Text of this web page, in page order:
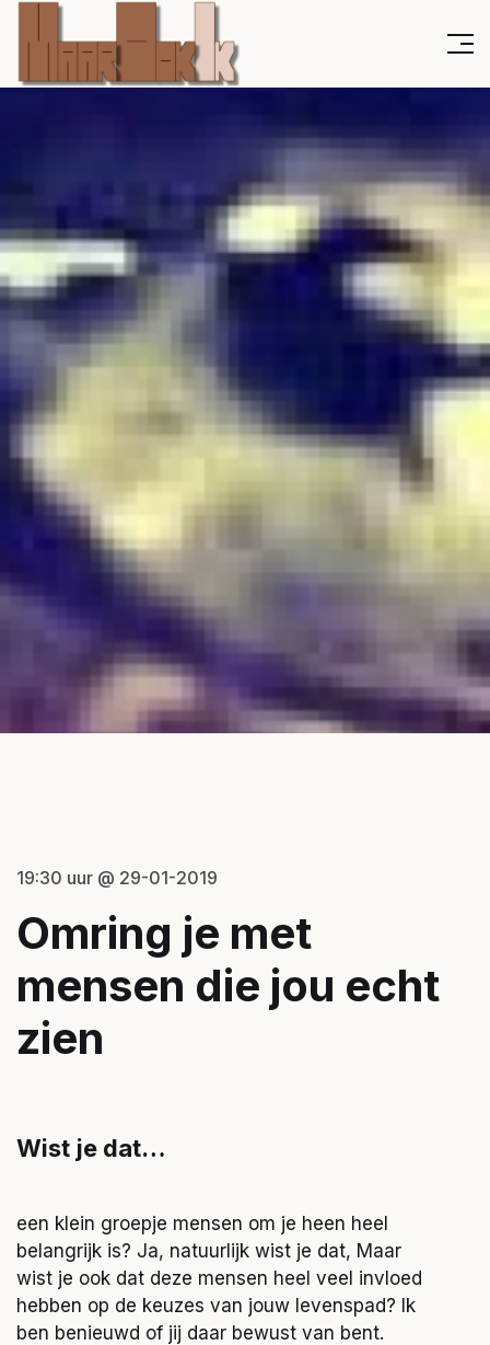
19:30 uur @ 29-01-2019
Omring je met
mensen die jou echt
zien
Wist je dat…
een klein groepje mensen om je heen heel
belangrijk is? Ja, natuurlijk wist je dat, Maar
wist je ook dat deze mensen heel veel invloed
hebben op de keuzes van jouw levenspad? Ik
ben benieuwd of jij daar bewust van bent.